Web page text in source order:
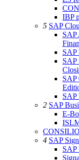
IBP
5 SAP
SAP
SAP
SAP
SAP
SAP
2 SAP
E-
CONSILIO
4 SAP
SAP